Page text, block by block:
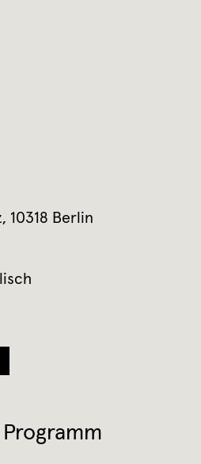
10318 Berlin